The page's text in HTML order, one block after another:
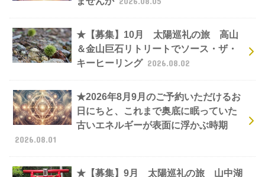
★【募集】10月 太陽巡礼の旅 高山
＆金山巨石リトリートでソース・ザ・
キーヒーリング 2026.08.02
★2026年8月9月のご予約いただけるお
日にちと、これまで奥底に眠っていた
古いエネルギーが表面に浮かぶ時期
2026.08.01
★【募集】9月 太陽巡礼の旅 山中湖